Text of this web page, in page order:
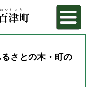
さとの木・町の